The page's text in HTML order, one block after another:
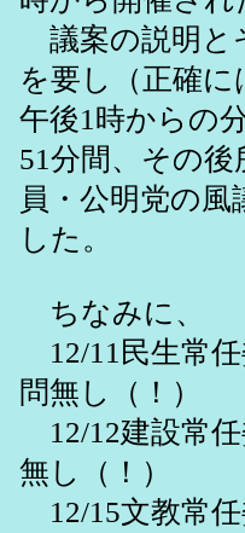
議案の説明と
を要し（正確に
午後1時からの
51分間、その
員・公明党の
した。
ちなみに、
12/11民生常
問無し（！）
12/12建設常
無し（！）
12/15文教常